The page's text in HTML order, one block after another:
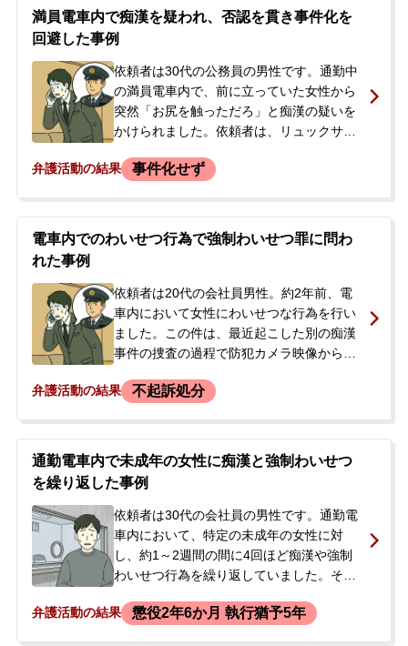
られました。当事者は日本語が片言でした
が、勾留満期が迫る中、当事務所に弁護活
動を依頼されました。
満員電車内で痴漢を疑われ、否認を貫き事件化を
回避した事例
依頼者は30代の公務員の男性です。通勤中
の満員電車内で、前に立っていた女性から
突然「お尻を触っただろ」と痴漢の疑いを
かけられました。依頼者は、リュックサッ
痴漢行為を強く否認。しかし、被害者の主
察では、指紋やDNA鑑定のための資料採取
が行われ、後日結果を連絡するとしてその
い容疑をかけられ、刑事処分を受けること
を大変不安に思い、今後の対応について相
談するため、当事務所へ来所されました。
弁護活動の結果 事件化せず
電車内でのわいせつ行為で強制わいせつ罪に問わ
れた事例
依頼者は20代の会社員男性。約2年前、電
車内において女性にわいせつな行為を行い
ました。この件は、最近起こした別の痴漢
事件の捜査の過程で防犯カメラ映像から発
調べを受け、事実を認めていました。依頼
強い不安を抱いた依頼者の両親が、示談も
視野に入れて当事務所へ相談に来られまし
た。
弁護活動の結果 不起訴処分
通勤電車内で未成年の女性に痴漢と強制わいせつ
を繰り返した事例
依頼者は30代の会社員の男性です。通勤電
車内において、特定の未成年の女性に対
し、約1～2週間の間に4回ほど痴漢や強制
わいせつ行為を繰り返していました。その
れました。逮捕当初は容疑を否認していま
弁護活動の結果 懲役2年6か月 執行猶予5年